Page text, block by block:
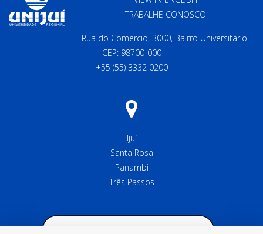
TRABALHE CONOSCO
Rua do Comércio, 3000, Bairro Universitário.
CEP: 98700-000
+55 (55) 3332 0200
Ijuí
Santa Rosa
Panambi
Três Passos